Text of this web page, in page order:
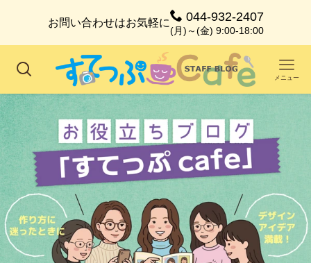
お問い合わせはお気軽に 044-932-2407
(月)～(金) 9:00-18:00
メニュー